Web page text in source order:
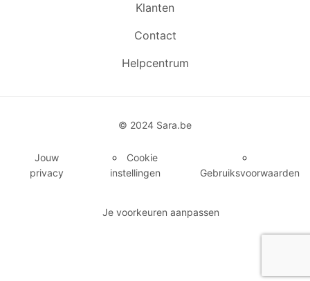
Klanten
Contact
Helpcentrum
© 2024 Sara.be
Jouw
privacy
Cookie
instellingen
Gebruiksvoorwaarden
Je voorkeuren aanpassen